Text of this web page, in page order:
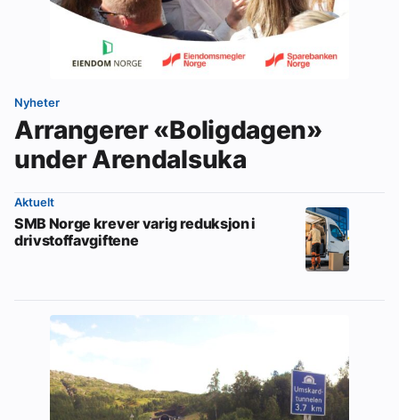
Nyheter
Arrangerer «Boligdagen»
under Arendalsuka
Aktuelt
SMB Norge krever varig reduksjon i
drivstoffavgiftene